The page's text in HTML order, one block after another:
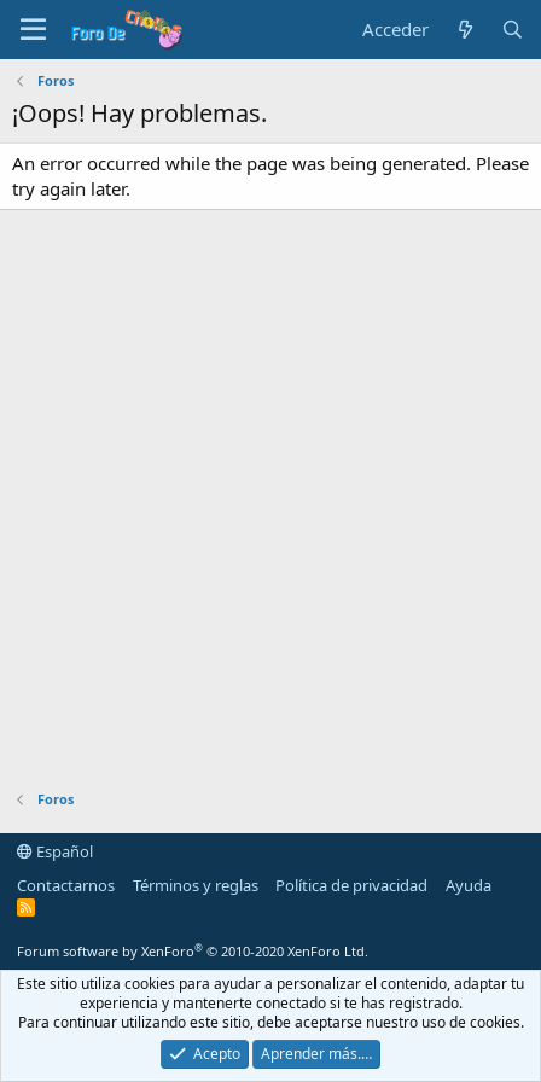
Acceder
Foros
¡Oops! Hay problemas.
An error occurred while the page was being generated. Please
try again later.
Foros
Español
Contactarnos
Términos y reglas Política de privacidad Ayuda
R
Forum software by XenForo® © 2010-2020 XenForo Ltd.
Este sitio utiliza cookies para ayudar a personalizar el contenido, adaptar tu
experiencia y mantenerte conectado si te has registrado.
Para continuar utilizando este sitio, debe aceptarse nuestro uso de cookies.
Acepto
Aprender más.…